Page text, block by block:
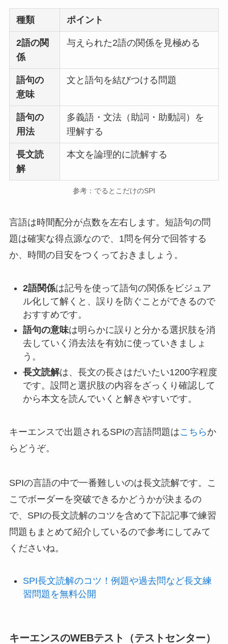
種類 ポイント
2語の関
係
与えられた2語の関係を見極める
語句の
意味
文と語句を結びつける問題
語句の
用法
多義語・文法（助詞・助動詞）を
理解する
長文読
解
本文を論理的に読解する
参考：でるとこだけのSPI
言語は時間配分が点数を左右します。短語句の問
題は確実な得点源なので、1問を何分で回答する
か、時間の目安をつくっておきましょう。
2語関係は記号を使って語句の関係をビジュア
ル化して解くと、誤りを防ぐことができるので
おすすめです。
語句の意味は明らかに誤りと分かる選択肢を消
去していく消去法を有効に使っていきましょ
う。
長文読解は、長文の長さはだいたい1200字程度
です。設問と選択肢の内容をざっくり確認して
から本文を読んでいくと解きやすいです。
キーエンスで出題されるSPIの言語問題はこちら か
らどうぞ。
SPIの言語の中で一番難しいのは長文読解です。こ
こでボーダーを突破できるかどうかが決まるの
で、SPIの長文読解のコツを含めて下記記事で練習
問題もまとめて紹介しているので参考にしてみて
くださいね。
SPI長文読解のコツ！例題や過去問など長文練
習問題を無料公開
キーエンスのWEBテスト（テストセンター）